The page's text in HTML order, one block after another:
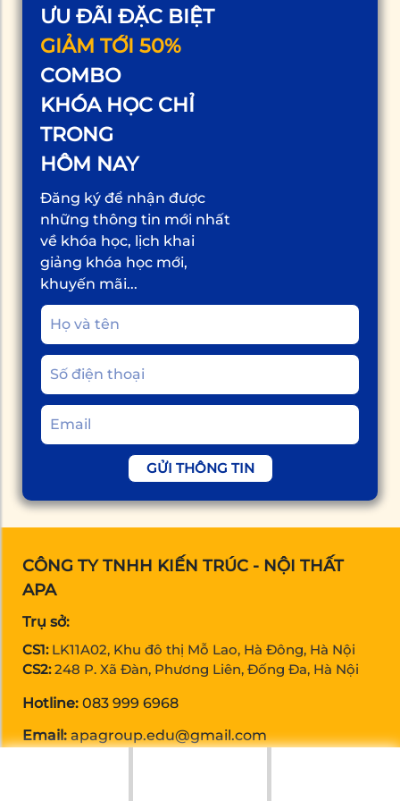
ƯU ĐÃI ĐẶC BIỆT
GIẢM TỚI 50%
COMBO
KHÓA HỌC CHỈ
TRONG
HÔM NAY
Đăng ký để nhận được
những thông tin mới nhất
về khóa học, lịch khai
giảng khóa học mới,
khuyến mãi...
GỬI THÔNG TIN
CÔNG TY TNHH KIẾN TRÚC - NỘI THẤT
APA
Trụ sở:
CS1: LK11A02, Khu đô thị Mỗ Lao, Hà Đông, Hà Nội
CS2: 248 P. Xã Đàn, Phương Liên, Đống Đa, Hà Nội
Hotline: 083 999 6968
Email:apagroup.edu@gmail.com